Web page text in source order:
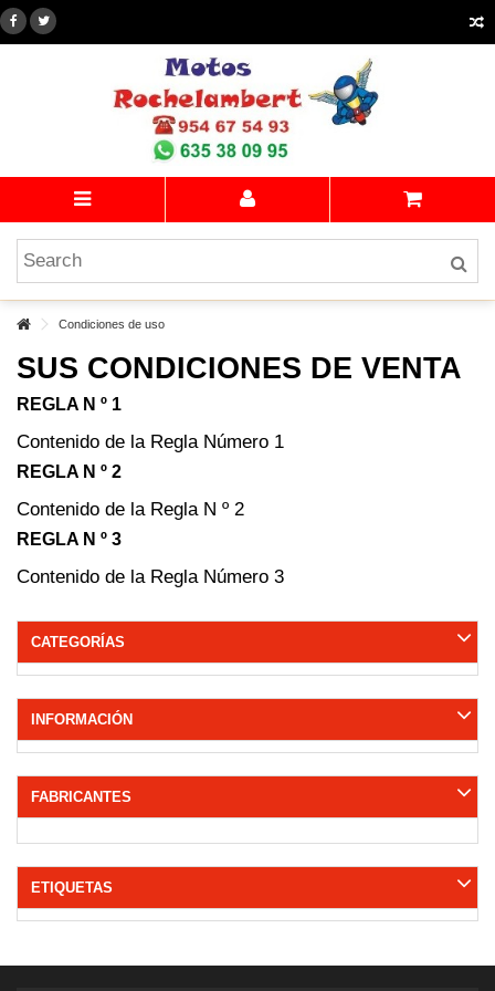
Condiciones de uso
SUS CONDICIONES DE VENTA
REGLA N º 1
Contenido de la Regla Número 1
REGLA N º 2
Contenido de la Regla N º 2
REGLA N º 3
Contenido de la Regla Número 3
CATEGORÍAS
INFORMACIÓN
FABRICANTES
ETIQUETAS